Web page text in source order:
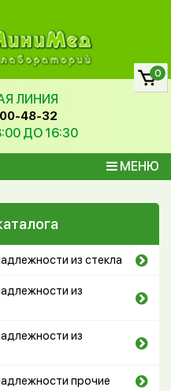
ЛИНИЯ
48-32
ДО 16:30
МЕНЮ
0
из стекла
из
из
прочие